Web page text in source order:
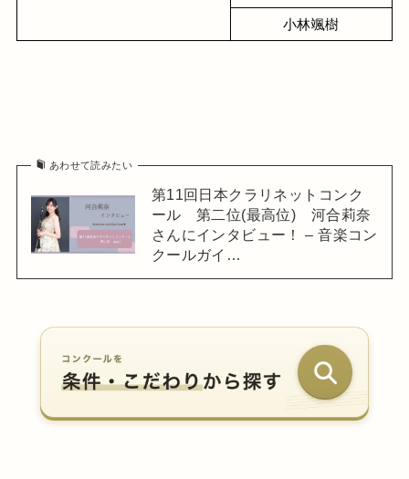
小林颯樹
あわせて読みたい
第11回日本クラリネットコンク
ール 第二位(最高位) 河合莉奈
さんにインタビュー！ – 音楽コン
クールガイ…